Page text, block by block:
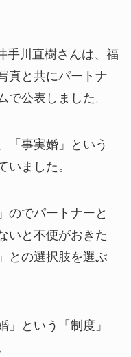
手川直樹さんは、福
真と共にパートナ
で公表しました。
「事実婚」という
いました。
のでパートナーと
いと不便がおきた
との選択肢を選ぶ
」という「制度」